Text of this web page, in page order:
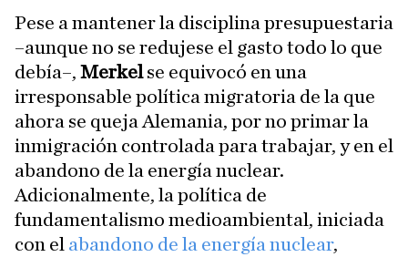
Pese a mantener la disciplina presupuestaria
–aunque no se redujese el gasto todo lo que
debía–, Merkelse equivocó en una
irresponsable política migratoria de la que
ahora se queja Alemania, por no primar la
inmigración controlada para trabajar, y en el
abandono de la energía nuclear.
Adicionalmente, la política de
fundamentalismo medioambiental, iniciada
con el abandono de la energía nuclear,